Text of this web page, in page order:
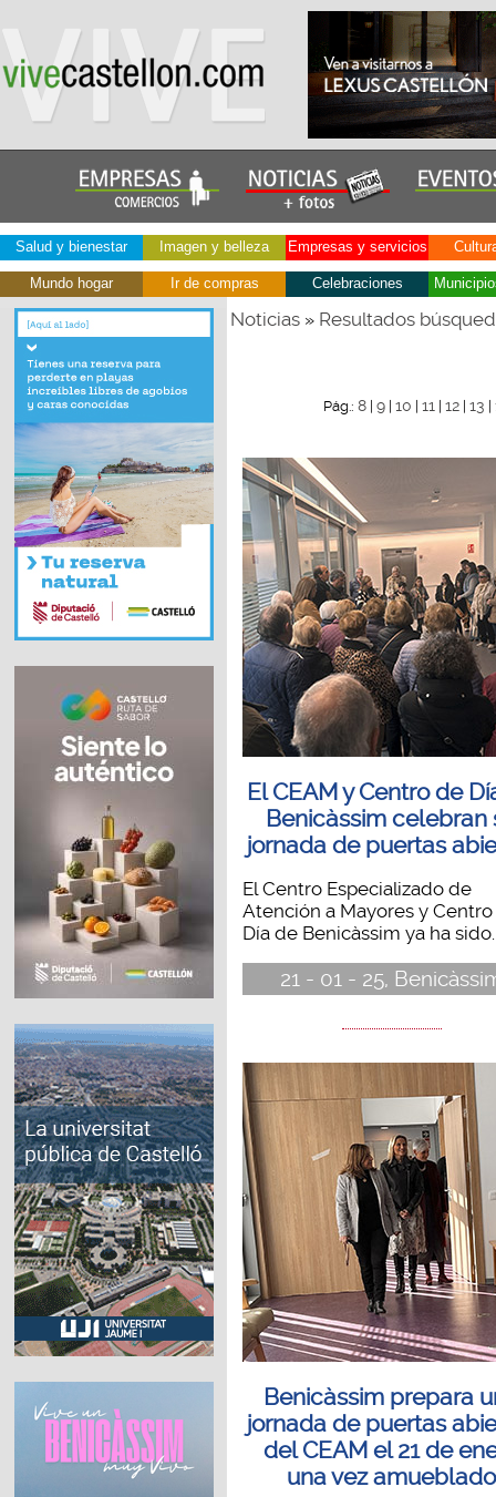
Salud y bienestar Imagen y belleza Empresas y servicios
Mundo hogar Ir de compras Celebraciones
Noticias» Resultados
Pág.: 8| 9| 10 11| 12| 13
El CEAM y Centro de
Benicàssim celebran
jornada de puertas
El Centro Especializado de
Atención a Mayores y
Día de Benicàssim ya ha
21 - 01 - 25,
Benicàssim prepara
jornada de puertas
del CEAM el 21 de
una vez amueblado